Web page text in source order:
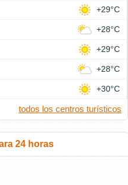
+29°C
+28°C
+29°C
+28°C
+30°C
todos los centros turísticos
24 horas